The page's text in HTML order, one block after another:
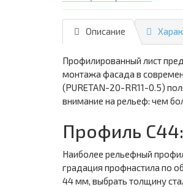
Описание
Профилированный лист
монтажа фасада в
(PURETAN-20-RR11-0.5)
внимание на рельеф: чем
Профиль С44:
Наиболее рельефный
градация профнастила по
44 мм, выбрать толщину